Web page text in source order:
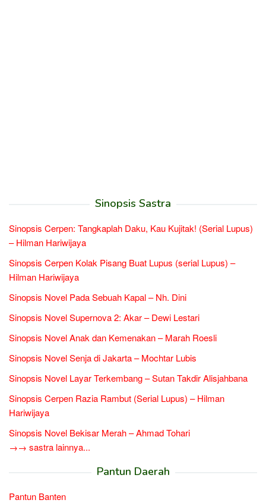
Sinopsis Sastra
Sinopsis Cerpen: Tangkaplah Daku, Kau Kujitak! (Serial Lupus)
– Hilman Hariwijaya
Sinopsis Cerpen Kolak Pisang Buat Lupus (serial Lupus) –
Hilman Hariwijaya
Sinopsis Novel Pada Sebuah Kapal – Nh. Dini
Sinopsis Novel Supernova 2: Akar – Dewi Lestari
Sinopsis Novel Anak dan Kemenakan – Marah Roesli
Sinopsis Novel Senja di Jakarta – Mochtar Lubis
Sinopsis Novel Layar Terkembang – Sutan Takdir Alisjahbana
Sinopsis Cerpen Razia Rambut (Serial Lupus) – Hilman
Hariwijaya
Sinopsis Novel Bekisar Merah – Ahmad Tohari
→→ sastra lainnya...
Pantun Daerah
Pantun Banten